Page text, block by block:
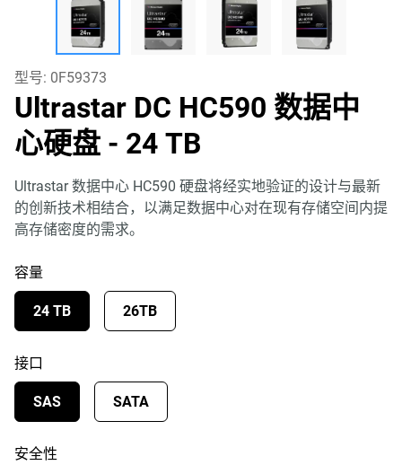
型号: 0F59373
Ultrastar DC HC590 数据中
心硬盘 - 24 TB
Ultrastar 数据中心 HC590 硬盘将经实地验证的设计与最新
的创新技术相结合，以满足数据中心对在现有存储空间内提
高存储密度的需求。
容量
24 TB 26TB
接口
SAS SATA
安全性